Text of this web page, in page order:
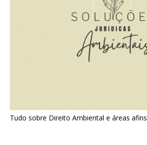
Tudo sobre Direito Ambiental e áreas afins